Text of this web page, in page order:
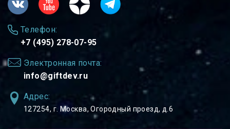
Телефон:
+7 (495) 278-07-95
Электронная почта:
info@giftdev.ru
Адрес:
127254, ⁠г. Москва, Огородный проезд, д.6